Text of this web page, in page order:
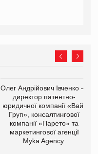
Олег Андрійович Івченко —
директор патентно-
юридичної компанії «Вайз
Груп», консалтингової
компанії «Парето» та
маркетингової агенції
Myka Agency.